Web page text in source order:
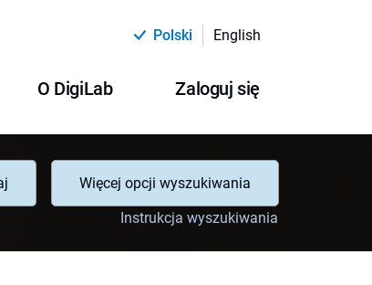
Polski English
O DigiLab Zaloguj się
Więcej opcji wyszukiwania
Instrukcja wyszukiwania